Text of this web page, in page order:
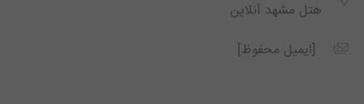
هتل مشهد آنلاین
[ایمیل محفوظ]